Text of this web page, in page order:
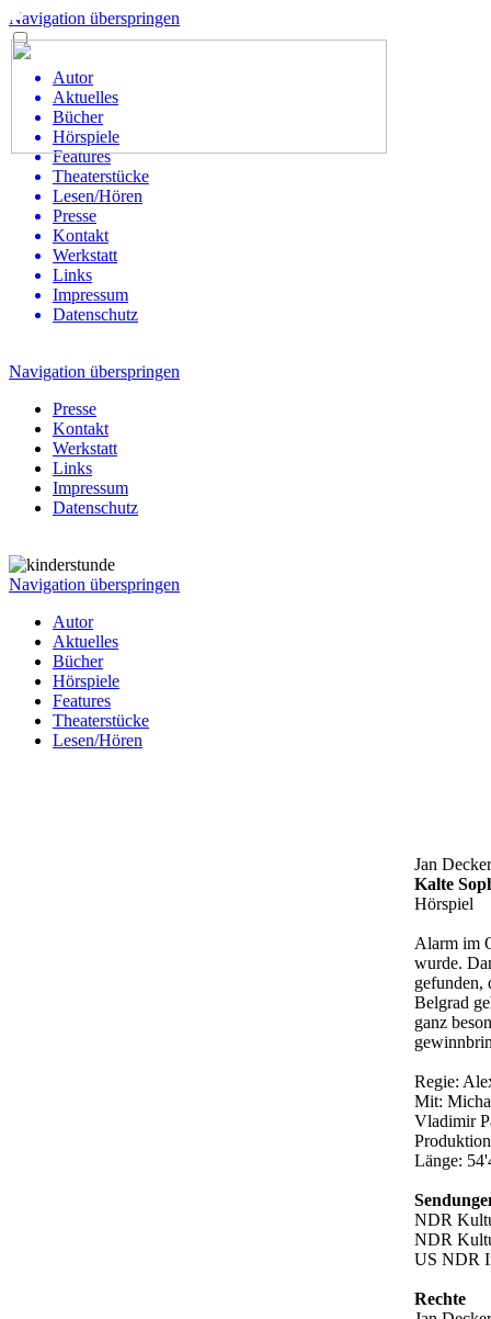
Navigation überspringen
Autor
Aktuelles
Bücher
Hörspiele
Features
Theaterstücke
Lesen/Hören
Presse
Kontakt
Werkstatt
Links
Impressum
Datenschutz
Navigation überspringen
Presse
Kontakt
Werkstatt
Links
Impressum
Datenschutz
Navigation überspringen
Autor
Aktuelles
Bücher
Hörspiele
Features
Theaterstücke
Lesen/Hören
Jan Decker
Kalte
Hörspiel
Alarm im
wurde.
gefunden,
Belgrad
ganz
Regie:
Mit:
Vladimir
Länge:
NDR
NDR
US NDR
Rechte